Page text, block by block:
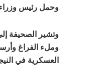
وحمل رئيس وزراء
وتشير الصحيفة
وملء الفراغ
العسكرية في